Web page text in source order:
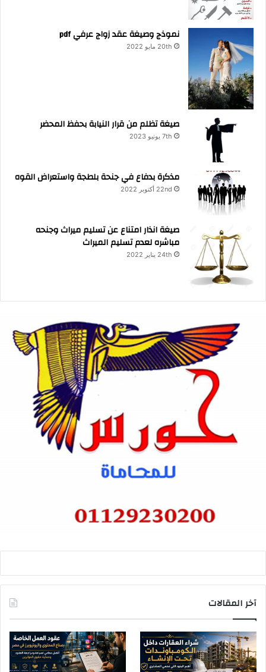
نموذج وصيغة عقد زواج عرفي pdf
20th مايو 2022
صيغة تظلم من قرار النيابة بحفظ المحضر
7th يونيو 2023
مذكرة بدفاع في جنحة بلطجة واستعراض القوه
22nd أكتوبر 2022
صيغة انذار امتناع عن تسليم ميراث وجنحه
مباشره لعدم تسليم الميراث
24th يناير 2022
آخر المقالات